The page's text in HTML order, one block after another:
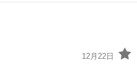
12月22日